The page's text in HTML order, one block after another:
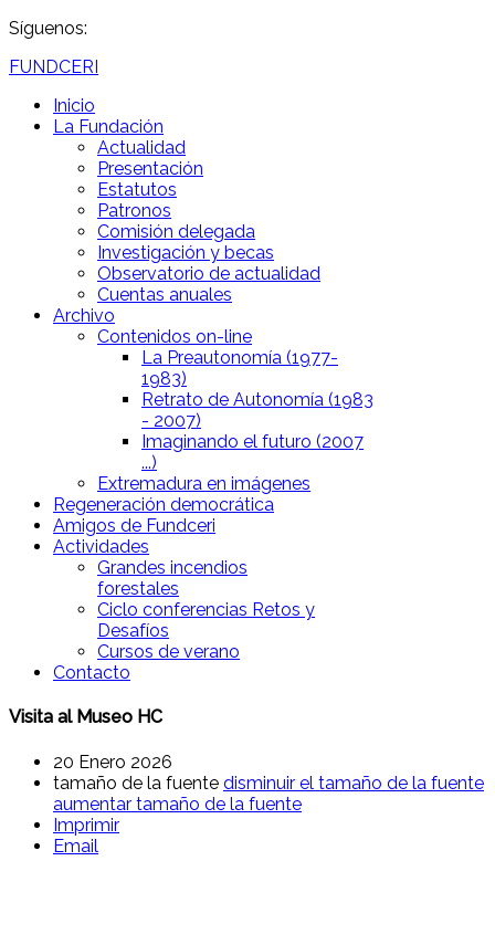
Síguenos:
FUNDCERI
Inicio
La Fundación
Actualidad
Presentación
Estatutos
Patronos
Comisión delegada
Investigación y becas
Observatorio de actualidad
Cuentas anuales
Archivo
Contenidos on-line
La Preautonomía (1977-
1983)
Retrato de Autonomía (1983
- 2007)
Imaginando el futuro (2007
...)
Extremadura en imágenes
Regeneración democrática
Amigos de Fundceri
Actividades
Grandes incendios
forestales
Ciclo conferencias Retos y
Desafíos
Cursos de verano
Contacto
Visita al Museo HC
20 Enero 2026
tamaño de la fuente disminuir el tamaño de la fuente
aumentar tamaño de la fuente
Imprimir
Email